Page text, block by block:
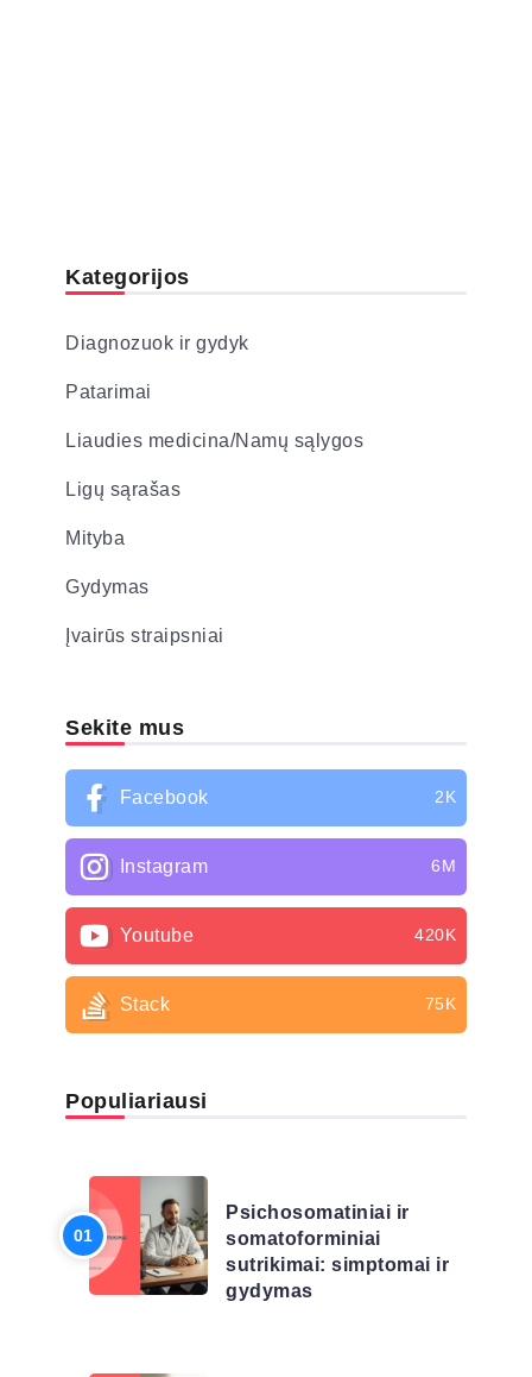
Kategorijos
Diagnozuok ir gydyk
Patarimai
Liaudies medicina/Namų sąlygos
Ligų sąrašas
Mityba
Gydymas
Įvairūs straipsniai
Sekite mus
Facebook 2K
Instagram 6M
Youtube 420K
Stack 75K
Populiariausi
Psichosomatiniai ir
somatoforminiai
sutrikimai: simptomai ir
gydymas